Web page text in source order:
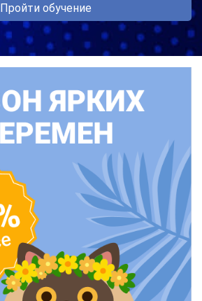
Пройти обучение